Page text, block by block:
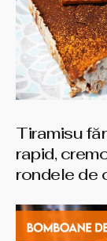
Tiramisu
rapid,
rondele de